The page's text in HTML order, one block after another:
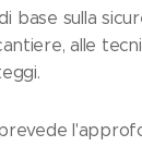
base sulla
alle